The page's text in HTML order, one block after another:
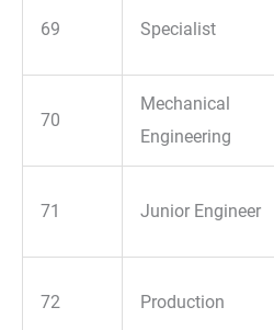
69 Specialist
70
Mechanical
Engineering
71 Junior Engineer
72 Production